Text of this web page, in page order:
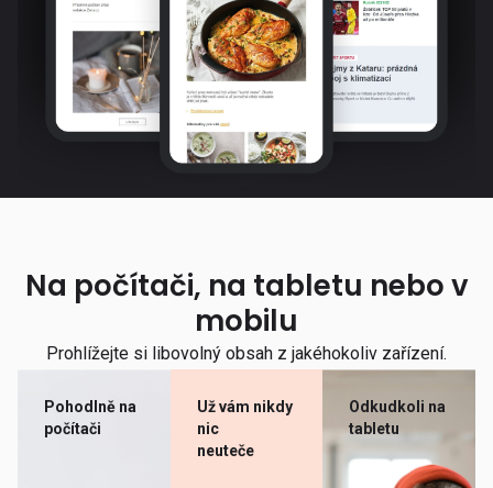
Na počítači, na tabletu nebo v
mobilu
Prohlížejte si libovolný obsah z jakéhokoliv zařízení.
Pohodlně na
počítači
Už vám nikdy
nic
neuteče
Odkudkoli na
tabletu